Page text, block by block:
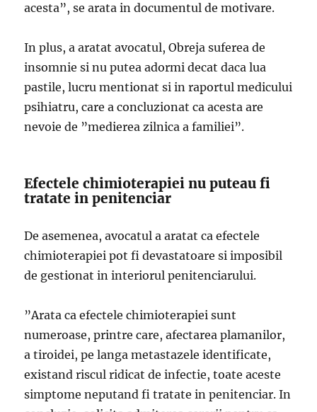
acesta”, se arata in documentul de motivare.
In plus, a aratat avocatul, Obreja suferea de
insomnie si nu putea adormi decat daca lua
pastile, lucru mentionat si in raportul medicului
psihiatru, care a concluzionat ca acesta are
nevoie de ”medierea zilnica a familiei”.
Efectele chimioterapiei nu puteau fi
tratate in penitenciar
De asemenea, avocatul a aratat ca efectele
chimioterapiei pot fi devastatoare si imposibil
de gestionat in interiorul penitenciarului.
”Arata ca efectele chimioterapiei sunt
numeroase, printre care, afectarea plamanilor,
a tiroidei, pe langa metastazele identificate,
existand riscul ridicat de infectie, toate aceste
simptome neputand fi tratate in penitenciar. In